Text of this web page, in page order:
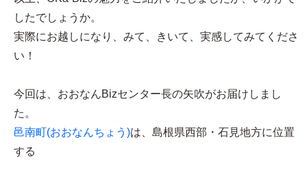
したでしょうか。
実際にお越しになり、みて、きいて、実感してみてくださ
い！
今回は、おおなんBizセンター長の矢吹がお届けしまし
た。
邑南町(おおなんちょう)は、島根県西部・石見地方に位置
する